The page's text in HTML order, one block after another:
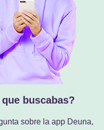
buscabas?
sobre la app Deuna,